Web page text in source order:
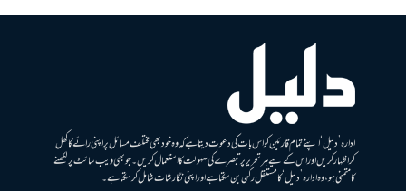
ادارہ ’دلیل‘ اپنے تمام قارئین کو اس بات کی دعوت دیتا ہے کہ وہ خود بھی مختلف مسائل پر اپنی رائے کا کھل
کر اظہار کریں اور اس کے لیے ہر تحریر پر تبصرے کی سہولت کا استعمال کریں۔ جو بھی ویب سائٹ پر لکھنے
کا متمنی ہو، وہ ادارہ ’دلیل‘ کا مستقل رکن بن سکتا ہے اور اپنی نگارشات شامل کرسکتا ہے۔